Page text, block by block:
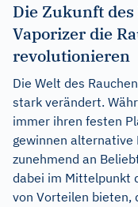
Die Zukunft
Vaporizer die
revolutionieren
Die Welt des
stark verändert.
immer ihren festen
gewinnen alternative
zunehmend an
dabei im Mittelpunkt
von Vorteilen bieten,